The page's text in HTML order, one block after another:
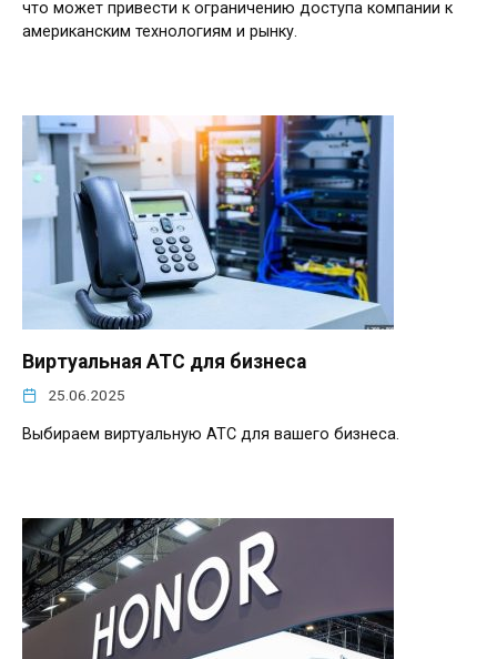
что может привести к ограничению доступа компании к
американским технологиям и рынку.
Виртуальная АТС для бизнеса
25.06.2025
Выбираем виртуальную АТС для вашего бизнеса.